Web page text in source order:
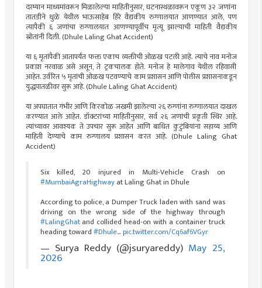
दरम्यान माध्यमांवरून मिळालेल्या माहितीनुसार, घटनास्थळावरून एकूण ३२ जणांना
तातडीने धुळे येथील भाऊसाहेब हिरे वैद्यकीय रुग्णालयात आणण्यात आले, पण
त्यापैकी ६ जणांचा रुग्णालयात आणण्यापूर्वीच मृत्यू झाल्याची माहिती वैद्यकीय
स्रोतांनी दिली. (Dhule Laling Ghat Accident)
या ६ मृतांपैकी आतापर्यंत फक्त एकाच व्यक्तीची ओळख पटली आहे. त्याचे नाव मनोज
प्रकाश नरवाळ असे असून, ते ट्रकचालक होते. मनोज हे मालेगाव येथील रहिवासी
आहेत. उर्वरित ५ मृतांची ओळख पटवण्याचे काम प्रशासन आणि पोलीस प्रशासनाकडून
युद्धपातळीवर सुरू आहे. (Dhule Laling Ghat Accident)
या अपघातात गंभीर आणि किरकोळ जखमी झालेल्या २६ रुग्णांना रुग्णालयात दाखल
करण्यात आले आहेत. डॉक्टरांच्या माहितीनुसार, सर्व २६ जणांची प्रकृती स्थिर आहे.
त्यांच्यावर आवश्यक ते उपचार सुरू आहेत आणि बाधित कुटुंबियांना सहाय्य आणि
माहिती देण्याचे काम रुग्णालय प्रशासन करत आहे. (Dhule Laling Ghat
Accident)
Six killed, 20 injured in Multi-Vehicle Crash on
#MumbaiAgraHighwayat Laling Ghat in Dhule
According to police, a Dumper Truck laden with sand was
driving on the wrong side of the highway through
#LalingGhatand collided head-on with a container truck
heading toward#Dhule…pic.twitter.com/Cq6af6VGyr
— Surya Reddy (@jsuryareddy) May 25,
2026